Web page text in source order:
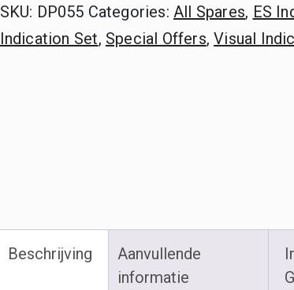
SKU: DP055 Categories:All Spares, ES
Indication Set, Special Offers,Visual
Beschrijving
Aanvullende
informatie